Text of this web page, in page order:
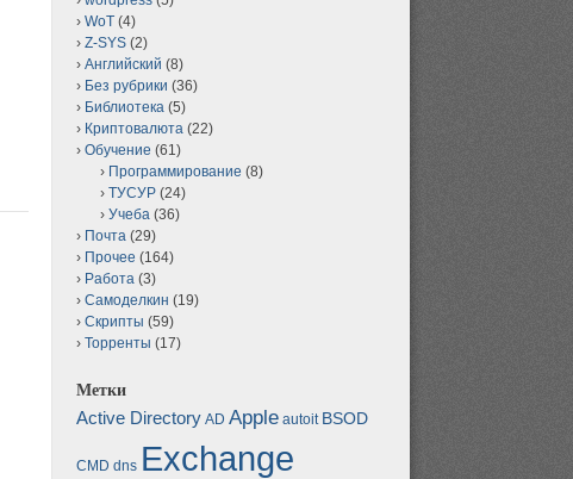
WoT (4)
Z-SYS (2)
Английский (8)
Без рубрики (36)
Библиотека (5)
Криптовалюта (22)
Обучение (61)
Программирование (8)
ТУСУР (24)
Учеба (36)
Почта (29)
Прочее (164)
Работа (3)
Самоделкин (19)
Скрипты (59)
Торренты (17)
Метки
Active Directory AD Apple autoit BSOD
CMD dns Exchange